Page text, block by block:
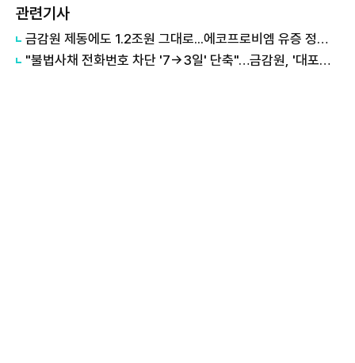
관련기사
금감원 제동에도 1.2조원 그대로...에코프로비엠 유증 정정 신고서 제출
"불법사채 전화번호 차단 '7→3일' 단축"…금감원, '대포폰 제로' 가동